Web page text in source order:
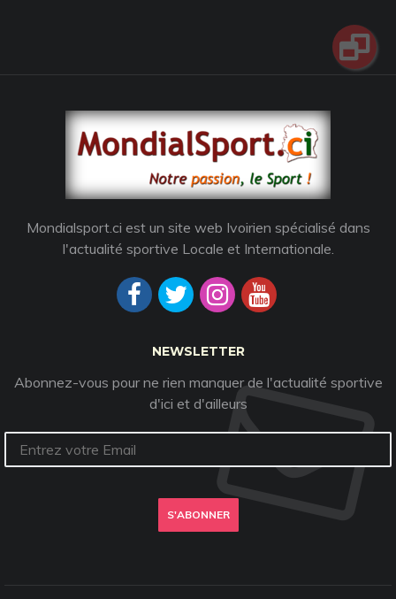
Mondialsport.ci est un site web Ivoirien spécialisé dans
l'actualité sportive Locale et Internationale.
NEWSLETTER
Abonnez-vous pour ne rien manquer de l'actualité sportive
d'ici et d'ailleurs
S'ABONNER